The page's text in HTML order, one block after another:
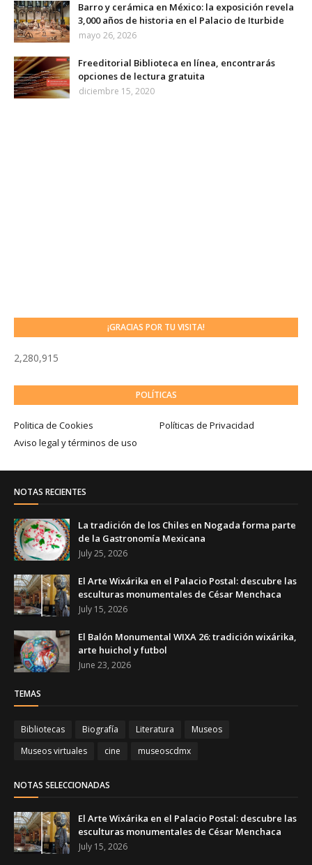
Barro y cerámica en México: la exposición revela
3,000 años de historia en el Palacio de Iturbide
mayo 26, 2026
Freeditorial Biblioteca en línea, encontrarás
opciones de lectura gratuita
diciembre 15, 2020
¡GRACIAS POR TU VISITA!
2,280,915
POLÍTICAS
Politica de Cookies
Políticas de Privacidad
Aviso legal y términos de uso
NOTAS RECIENTES
La tradición de los Chiles en Nogada forma parte
de la Gastronomía Mexicana
July 25, 2026
El Arte Wixárika en el Palacio Postal: descubre las
esculturas monumentales de César Menchaca
July 15, 2026
El Balón Monumental WIXA 26: tradición wixárika,
arte huichol y futbol
June 23, 2026
TEMAS
Bibliotecas Biografía Literatura
Museos
Museos virtuales
cine museoscdmx
NOTAS SELECCIONADAS
El Arte Wixárika en el Palacio Postal: descubre las
esculturas monumentales de César Menchaca
July 15, 2026